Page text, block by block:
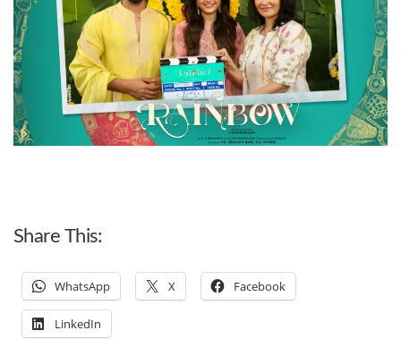
Share This:
WhatsApp X Facebook
LinkedIn